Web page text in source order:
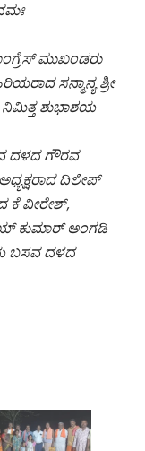
ಮುಖಂಡರು
ಸನ್ಮಾನ್ಯ ಶ್ರೀ
ಶುಭಾಶಯ
ದಳದ ಗೌರವ
ದಿಲೀಪ್
ಕೆ ವೀರೇಶ್,
ಕುಮಾರ್ ಅಂಗಡಿ
ಬಸವ ದಳದ